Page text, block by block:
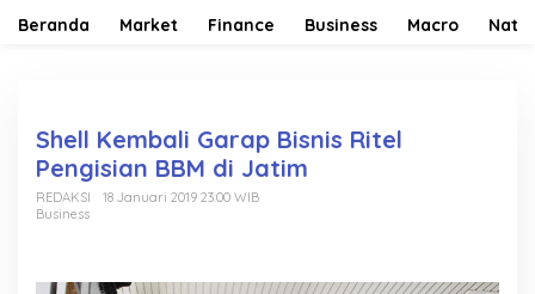
Beranda Market Finance Business Macro
Shell Kembali Garap Bisnis Ritel
Pengisian BBM di Jatim
REDAKSI
18 Januari 2019 23:00 WIB
Business